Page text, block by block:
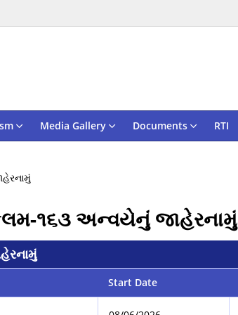
Media Gallery Documents RTI
કલમ-૧૬૩ અન્વયેનું જાહેરનામું
Start Date